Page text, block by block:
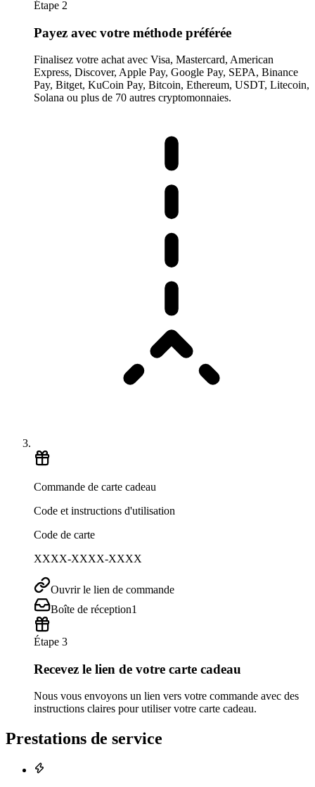
Étape 2
Payez avec votre méthode préférée
Finalisez votre achat avec Visa, Mastercard, American
Express, Discover, Apple Pay, Google Pay, SEPA, Binance
Pay, Bitget, KuCoin Pay, Bitcoin, Ethereum, USDT, Litecoin,
Solana ou plus de 70 autres cryptomonnaies.
Commande de carte cadeau
Code et instructions d'utilisation
Code de carte
XXXX-XXXX-XXXX
Ouvrir le lien de commande
Boîte de réception1
Étape 3
Recevez le lien de votre carte cadeau
Nous vous envoyons un lien vers votre commande avec des
instructions claires pour utiliser votre carte cadeau.
Prestations de service